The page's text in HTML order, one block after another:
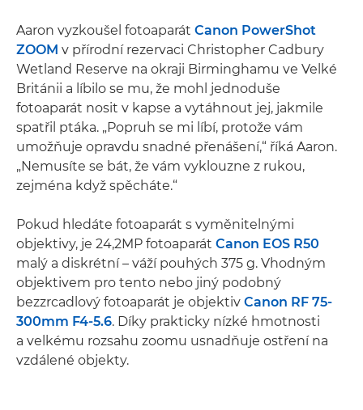
Aaron vyzkoušel fotoaparát Canon PowerShot
ZOOM v přírodní rezervaci Christopher Cadbury
Wetland Reserve na okraji Birminghamu ve Velké
Británii a líbilo se mu, že mohl jednoduše
fotoaparát nosit v kapse a vytáhnout jej, jakmile
spatřil ptáka. „Popruh se mi líbí, protože vám
umožňuje opravdu snadné přenášení,“ říká Aaron.
„Nemusíte se bát, že vám vyklouzne z rukou,
zejména když spěcháte.“
Pokud hledáte fotoaparát s vyměnitelnými
objektivy, je 24,2MP fotoaparát Canon EOS R50
malý a diskrétní – váží pouhých 375 g. Vhodným
objektivem pro tento nebo jiný podobný
bezzrcadlový fotoaparát je objektiv Canon RF 75-
300mm F4-5.6. Díky prakticky nízké hmotnosti
a velkému rozsahu zoomu usnadňuje ostření na
vzdálené objekty.